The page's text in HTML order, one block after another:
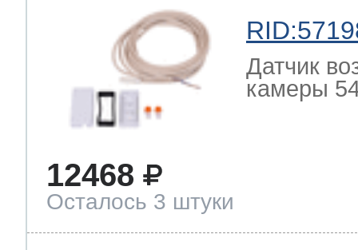
Датчик
камеры
12468
Осталось 3 штуки